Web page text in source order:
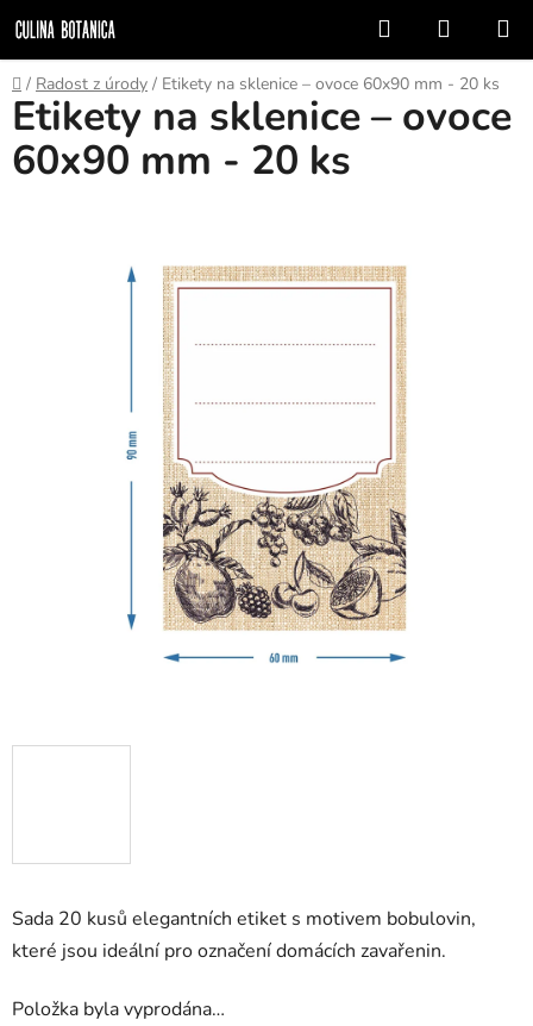
na
obsah
Hledat
KOŠÍK
Domů
/ Radost z úrody / Etikety na sklenice – ovoce 60x90 mm - 20 ks
Sada 20 kusů elegantních etiket s motivem bobulovin,
které jsou ideální pro označení domácích zavařenin.
Položka byla vyprodána…
Etikety na sklenice – ovoce
60x90 mm - 20 ks